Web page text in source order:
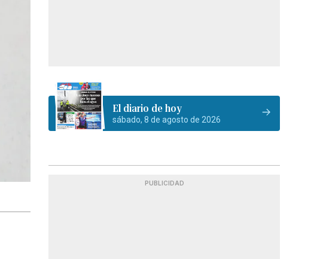
El diario de hoy
sábado, 8 de agosto de 2026
PUBLICIDAD